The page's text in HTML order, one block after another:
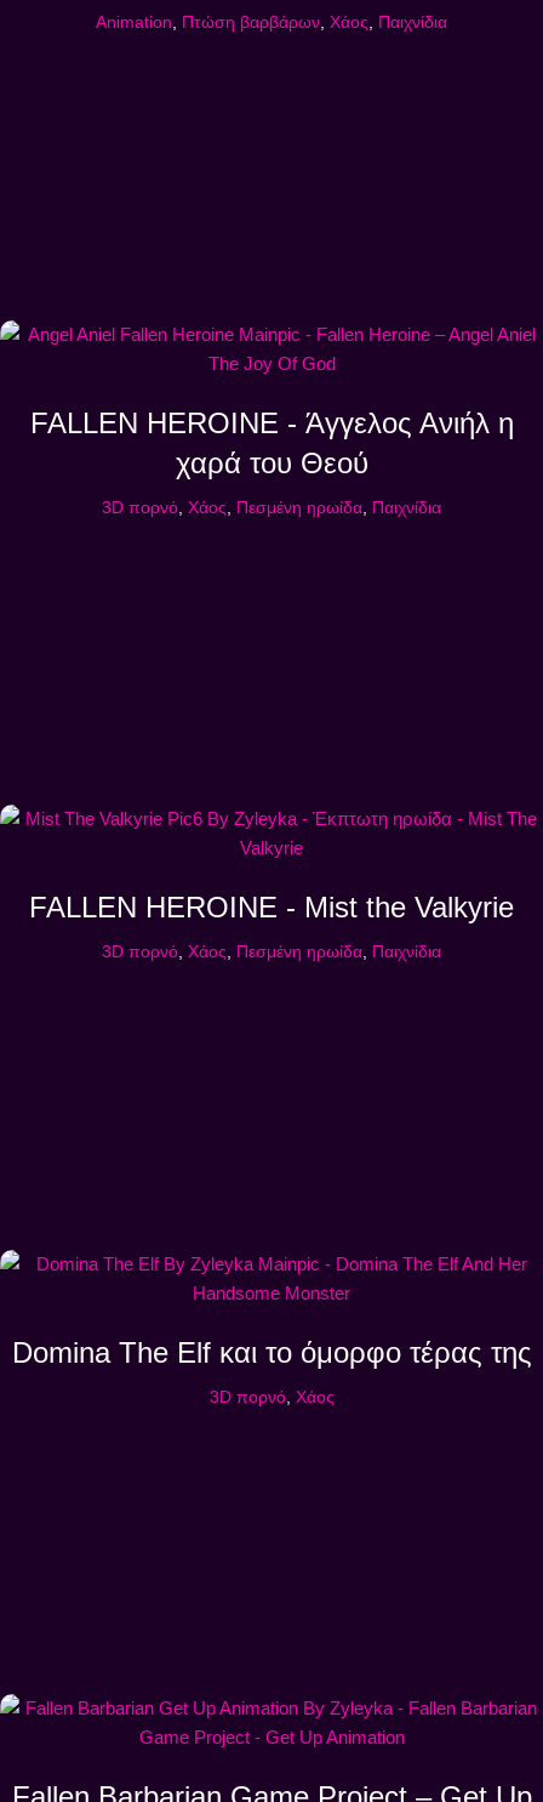
Animation, Πτώση βαρβάρων, Χάος, Παιχνίδια
FALLEN HEROINE - Άγγελος Ανιήλ η
χαρά του Θεού
3D πορνό Χάος Πεσμένη ηρωίδα Παιχνίδια
FALLEN HEROINE - Mist the Valkyrie
3D πορνό, Χάος, Πεσμένη ηρωίδα, Παιχνίδια
Domina The Elf και το όμορφο τέρας της
3D πορνό, Χάος